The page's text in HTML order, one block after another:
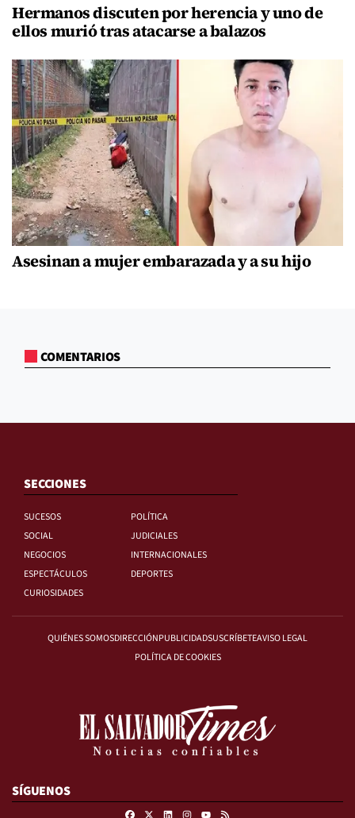
Hermanos discuten por herencia y uno de
ellos murió tras atacarse a balazos
Asesinan a mujer embarazada y a su hijo
COMENTARIOS
SECCIONES
SUCESOS
POLÍTICA
SOCIAL
JUDICIALES
NEGOCIOS
INTERNACIONALES
ESPECTÁCULOS
DEPORTES
CURIOSIDADES
QUIÉNES SOMOSDIRECCIÓNPUBLICIDADSUSCRÍBETEAVISO LEGAL
POLÍTICA DE COOKIES
SÍGUENOS
FacebookLinkedinInstagram